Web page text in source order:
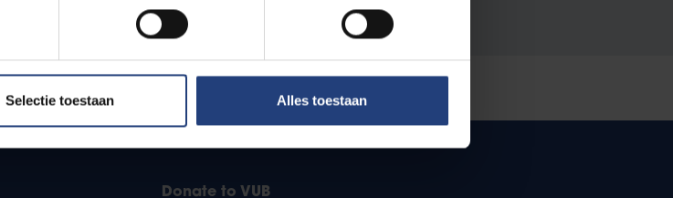
Selectie toestaan Alles toestaan
Donate to VUB